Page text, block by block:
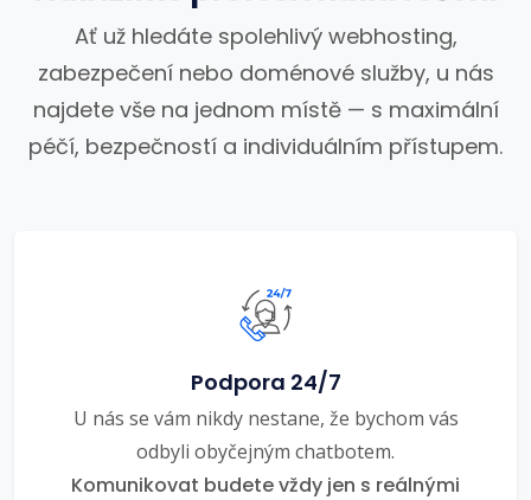
Ať už hledáte spolehlivý webhosting,
zabezpečení nebo doménové služby, u nás
najdete vše na jednom místě — s maximální
péčí, bezpečností a individuálním přístupem.
Podpora 24/7
U nás se vám nikdy nestane, že bychom vás
odbyli obyčejným chatbotem.
Komunikovat budete vždy jen s reálnými